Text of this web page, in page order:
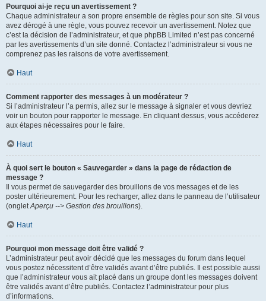
Pourquoi ai-je reçu un avertissement ?
Chaque administrateur a son propre ensemble de règles pour son site. Si vous
avez dérogé à une règle, vous pouvez recevoir un avertissement. Notez que
c’est la décision de l’administrateur, et que phpBB Limited n’est pas concerné
par les avertissements d’un site donné. Contactez l’administrateur si vous ne
comprenez pas les raisons de votre avertissement.
Haut
Comment rapporter des messages à un modérateur ?
Si l’administrateur l’a permis, allez sur le message à signaler et vous devriez
voir un bouton pour rapporter le message. En cliquant dessus, vous accéderez
aux étapes nécessaires pour le faire.
Haut
À quoi sert le bouton « Sauvegarder » dans la page de rédaction de
message ?
Il vous permet de sauvegarder des brouillons de vos messages et de les
poster ultérieurement. Pour les recharger, allez dans le panneau de l’utilisateur
(ongletAperçu --> Gestion des brouillons).
Haut
Pourquoi mon message doit être validé ?
L’administrateur peut avoir décidé que les messages du forum dans lequel
vous postez nécessitent d’être validés avant d’être publiés. Il est possible aussi
que l’administrateur vous ait placé dans un groupe dont les messages doivent
être validés avant d’être publiés. Contactez l’administrateur pour plus
d’informations.